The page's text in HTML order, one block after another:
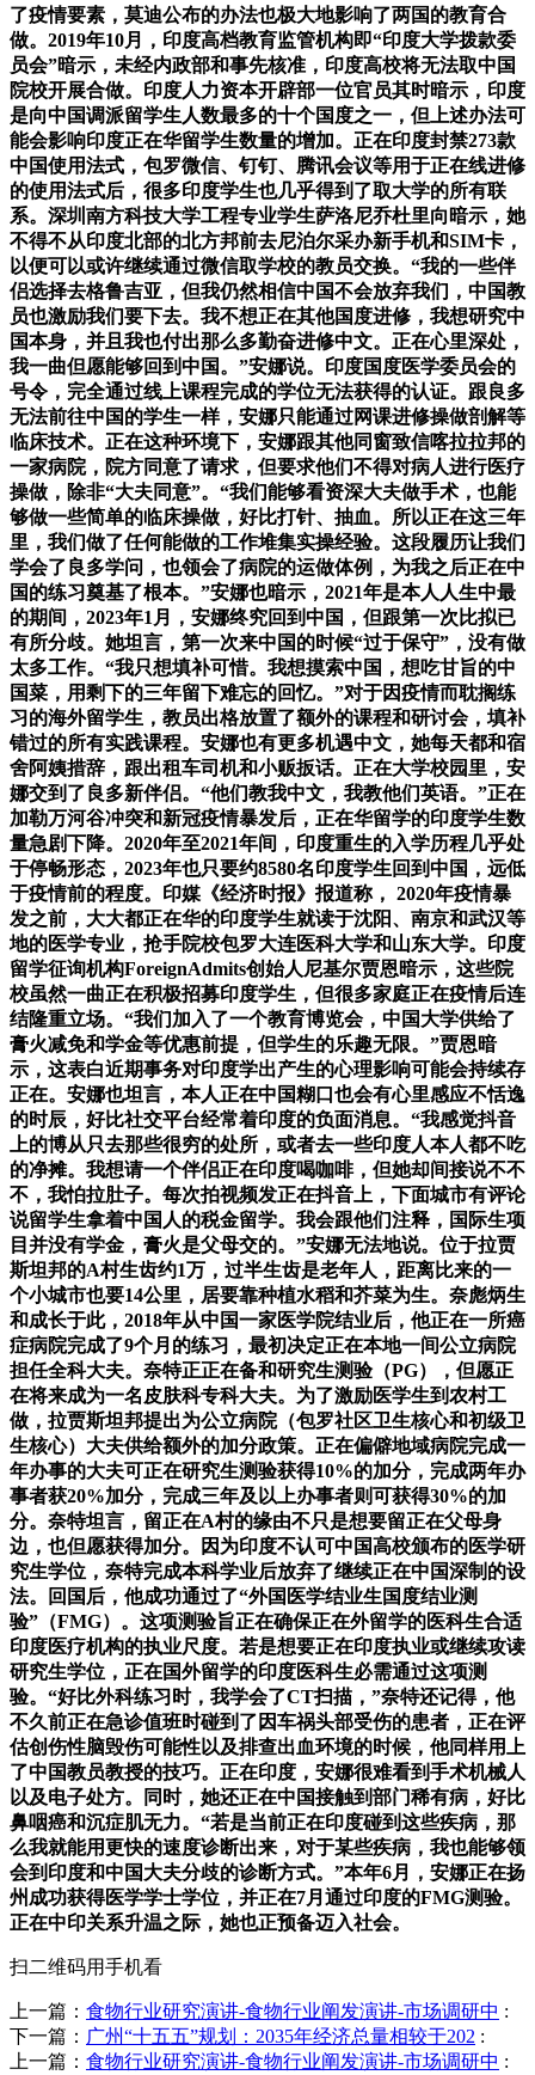
了疫情要素，莫迪公布的办法也极大地影响了两国的教育合
做。2019年10月，印度高档教育监管机构即“印度大学拨款委
员会”暗示，未经内政部和事先核准，印度高校将无法取中国
院校开展合做。印度人力资本开辟部一位官员其时暗示，印度
是向中国调派留学生人数最多的十个国度之一，但上述办法可
能会影响印度正在华留学生数量的增加。正在印度封禁273款
中国使用法式，包罗微信、钉钉、腾讯会议等用于正在线进修
的使用法式后，很多印度学生也几乎得到了取大学的所有联
系。深圳南方科技大学工程专业学生萨洛尼乔杜里向暗示，她
不得不从印度北部的北方邦前去尼泊尔采办新手机和SIM卡，
以便可以或许继续通过微信取学校的教员交换。“我的一些伴
侣选择去格鲁吉亚，但我仍然相信中国不会放弃我们，中国教
员也激励我们要下去。我不想正在其他国度进修，我想研究中
国本身，并且我也付出那么多勤奋进修中文。正在心里深处，
我一曲但愿能够回到中国。”安娜说。印度国度医学委员会的
号令，完全通过线上课程完成的学位无法获得的认证。跟良多
无法前往中国的学生一样，安娜只能通过网课进修操做剖解等
临床技术。正在这种环境下，安娜跟其他同窗致信喀拉拉邦的
一家病院，院方同意了请求，但要求他们不得对病人进行医疗
操做，除非“大夫同意”。“我们能够看资深大夫做手术，也能
够做一些简单的临床操做，好比打针、抽血。所以正在这三年
里，我们做了任何能做的工作堆集实操经验。这段履历让我们
学会了良多学问，也领会了病院的运做体例，为我之后正在中
国的练习奠基了根本。”安娜也暗示，2021年是本人人生中最
的期间，2023年1月，安娜终究回到中国，但跟第一次比拟已
有所分歧。她坦言，第一次来中国的时候“过于保守”，没有做
太多工作。“我只想填补可惜。我想摸索中国，想吃甘旨的中
国菜，用剩下的三年留下难忘的回忆。”对于因疫情而耽搁练
习的海外留学生，教员出格放置了额外的课程和研讨会，填补
错过的所有实践课程。安娜也有更多机遇中文，她每天都和宿
舍阿姨措辞，跟出租车司机和小贩扳话。正在大学校园里，安
娜交到了良多新伴侣。“他们教我中文，我教他们英语。”正在
加勒万河谷冲突和新冠疫情暴发后，正在华留学的印度学生数
量急剧下降。2020年至2021年间，印度重生的入学历程几乎处
于停畅形态，2023年也只要约8580名印度学生回到中国，远低
于疫情前的程度。印媒《经济时报》报道称， 2020年疫情暴
发之前，大大都正在华的印度学生就读于沈阳、南京和武汉等
地的医学专业，抢手院校包罗大连医科大学和山东大学。印度
留学征询机构ForeignAdmits创始人尼基尔贾恩暗示，这些院
校虽然一曲正在积极招募印度学生，但很多家庭正在疫情后连
结隆重立场。“我们加入了一个教育博览会，中国大学供给了
膏火减免和学金等优惠前提，但学生的乐趣无限。”贾恩暗
示，这表白近期事务对印度学出产生的心理影响可能会持续存
正在。安娜也坦言，本人正在中国糊口也会有心里感应不恬逸
的时辰，好比社交平台经常着印度的负面消息。“我感觉抖音
上的博从只去那些很穷的处所，或者去一些印度人本人都不吃
的净摊。我想请一个伴侣正在印度喝咖啡，但她却间接说不不
不，我怕拉肚子。每次拍视频发正在抖音上，下面城市有评论
说留学生拿着中国人的税金留学。我会跟他们注释，国际生项
目并没有学金，膏火是父母交的。”安娜无法地说。位于拉贾
斯坦邦的A村生齿约1万，过半生齿是老年人，距离比来的一
个小城市也要14公里，居要靠种植水稻和芥菜为生。奈彪炳生
和成长于此，2018年从中国一家医学院结业后，他正在一所癌
症病院完成了9个月的练习，最初决定正在本地一间公立病院
担任全科大夫。奈特正正在备和研究生测验（PG），但愿正
在将来成为一名皮肤科专科大夫。为了激励医学生到农村工
做，拉贾斯坦邦提出为公立病院（包罗社区卫生核心和初级卫
生核心）大夫供给额外的加分政策。正在偏僻地域病院完成一
年办事的大夫可正在研究生测验获得10%的加分，完成两年办
事者获20%加分，完成三年及以上办事者则可获得30%的加
分。奈特坦言，留正在A村的缘由不只是想要留正在父母身
边，也但愿获得加分。因为印度不认可中国高校颁布的医学研
究生学位，奈特完成本科学业后放弃了继续正在中国深制的设
法。回国后，他成功通过了“外国医学结业生国度结业测
验”（FMG）。这项测验旨正在确保正在外留学的医科生合适
印度医疗机构的执业尺度。若是想要正在印度执业或继续攻读
研究生学位，正在国外留学的印度医科生必需通过这项测
验。“好比外科练习时，我学会了CT扫描，”奈特还记得，他
不久前正在急诊值班时碰到了因车祸头部受伤的患者，正在评
估创伤性脑毁伤可能性以及排查出血环境的时候，他同样用上
了中国教员教授的技巧。正在印度，安娜很难看到手术机械人
以及电子处方。同时，她还正在中国接触到部门稀有病，好比
鼻咽癌和沉症肌无力。“若是当前正在印度碰到这些疾病，那
么我就能用更快的速度诊断出来，对于某些疾病，我也能够领
会到印度和中国大夫分歧的诊断方式。”本年6月，安娜正在扬
州成功获得医学学士学位，并正在7月通过印度的FMG测验。
正在中印关系升温之际，她也正预备迈入社会。
扫二维码用手机看
上一篇： 食物行业研究演讲-食物行业阐发演讲-市场调研中 :
下一篇： 广州“十五五”规划：2035年经济总量相较于202 :
上一篇： 食物行业研究演讲-食物行业阐发演讲-市场调研中 :